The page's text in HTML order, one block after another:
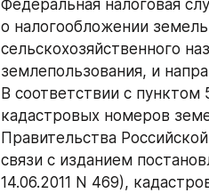
Федеральная налоговая
о налогообложении
сельскохозяйственного
землепользования, и
В соответствии с
кадастровых номеров
Правительства
связи с изданием
14.06.2011 N 469),